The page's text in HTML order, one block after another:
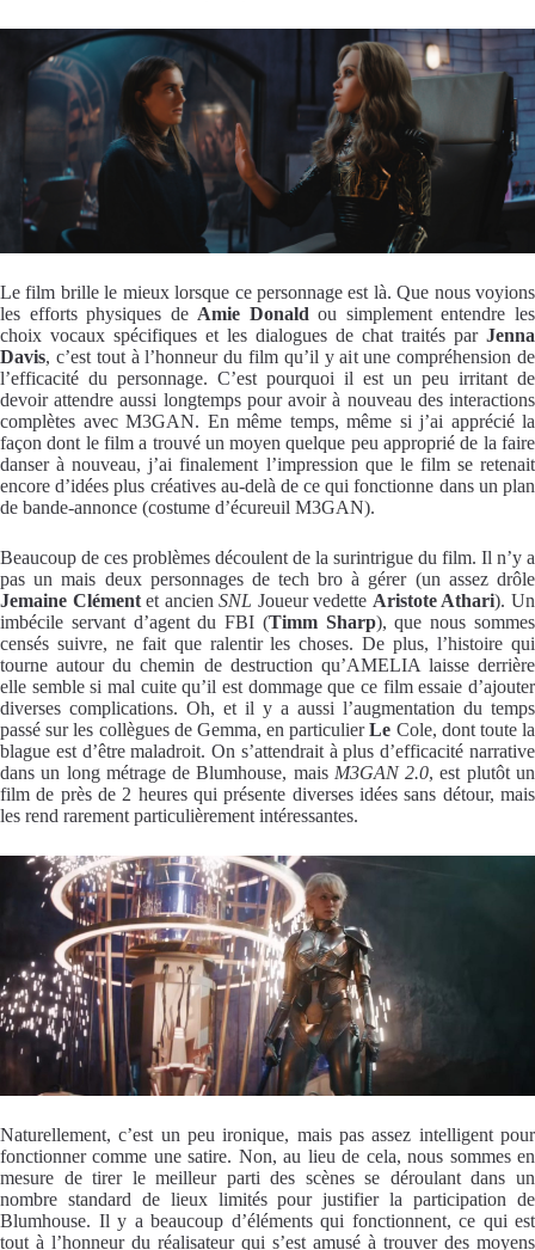
Le film brille le mieux lorsque ce personnage est là. Que nous voyions
les efforts physiques de Amie Donald ou simplement entendre les
choix vocaux spécifiques et les dialogues de chat traités par Jenna
Davis, c’est tout à l’honneur du film qu’il y ait une compréhension de
l’efficacité du personnage. C’est pourquoi il est un peu irritant de
devoir attendre aussi longtemps pour avoir à nouveau des interactions
complètes avec M3GAN. En même temps, même si j’ai apprécié la
façon dont le film a trouvé un moyen quelque peu approprié de la faire
danser à nouveau, j’ai finalement l’impression que le film se retenait
encore d’idées plus créatives au-delà de ce qui fonctionne dans un plan
de bande-annonce (costume d’écureuil M3GAN).
Beaucoup de ces problèmes découlent de la surintrigue du film. Il n’y a
pas un mais deux personnages de tech bro à gérer (un assez drôle
Jemaine Clémentet ancienSNL Joueur vedette Aristote Athari). Un
imbécile servant d’agent du FBI (Timm Sharp), que nous sommes
censés suivre, ne fait que ralentir les choses. De plus, l’histoire qui
tourne autour du chemin de destruction qu’AMELIA laisse derrière
elle semble si mal cuite qu’il est dommage que ce film essaie d’ajouter
diverses complications. Oh, et il y a aussi l’augmentation du temps
passé sur les collègues de Gemma, en particulierLe Cole, dont toute la
blague est d’être maladroit. On s’attendrait à plus d’efficacité narrative
dans un long métrage de Blumhouse, mais M3GAN 2.0, est plutôt un
film de près de 2 heures qui présente diverses idées sans détour, mais
les rend rarement particulièrement intéressantes.
Naturellement, c’est un peu ironique, mais pas assez intelligent pour
fonctionner comme une satire. Non, au lieu de cela, nous sommes en
mesure de tirer le meilleur parti des scènes se déroulant dans un
nombre standard de lieux limités pour justifier la participation de
Blumhouse. Il y a beaucoup d’éléments qui fonctionnent, ce qui est
tout à l’honneur du réalisateur qui s’est amusé à trouver des moyens